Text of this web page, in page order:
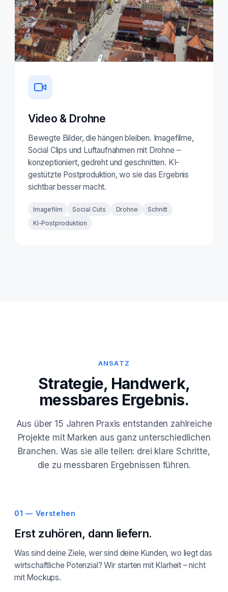
Video & Drohne
Bewegte Bilder, die hängen bleiben. Imagefilme,
Social Clips und Luftaufnahmen mit Drohne –
konzeptioniert, gedreht und geschnitten. KI-
gestützte Postproduktion, wo sie das Ergebnis
sichtbar besser macht.
Imagefilm Social Cuts Drohne
Schnitt
KI-Postproduktion
ANSATZ
Strategie, Handwerk,
messbares Ergebnis.
Aus über 15 Jahren Praxis entstanden zahlreiche
Projekte mit Marken aus ganz unterschiedlichen
Branchen. Was sie alle teilen: drei klare Schritte,
die zu messbaren Ergebnissen führen.
01 — Verstehen
Erst zuhören, dann liefern.
Was sind deine Ziele, wer sind deine Kunden, wo liegt das
wirtschaftliche Potenzial? Wir starten mit Klarheit – nicht
mit Mockups.